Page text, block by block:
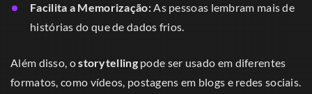
Facilita a Memorização:As pessoas lembram mais de
histórias do que de dados frios.
Além disso, ostorytellingpode ser usado em diferentes
formatos, como vídeos, postagens em blogs e redes sociais.